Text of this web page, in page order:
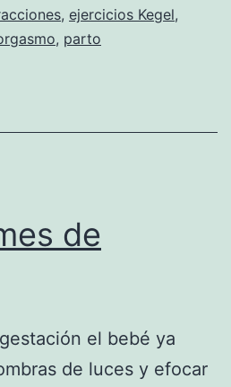
Kegel?
, ejercicios Kegel,
, parto
de
el bebé ya
de luces y efocar